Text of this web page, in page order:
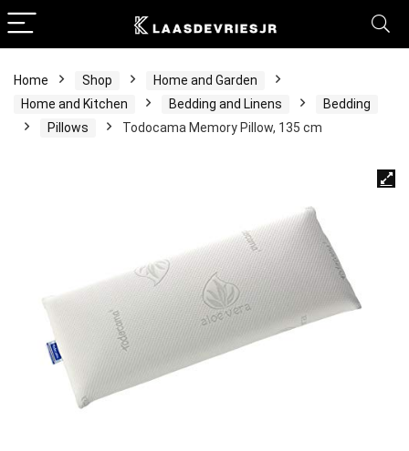
Home Shop
Home and Garden
Home and Kitchen
Bedding and Linens
Bedding
Pillows
Todocama Memory Pillow, 135 cm